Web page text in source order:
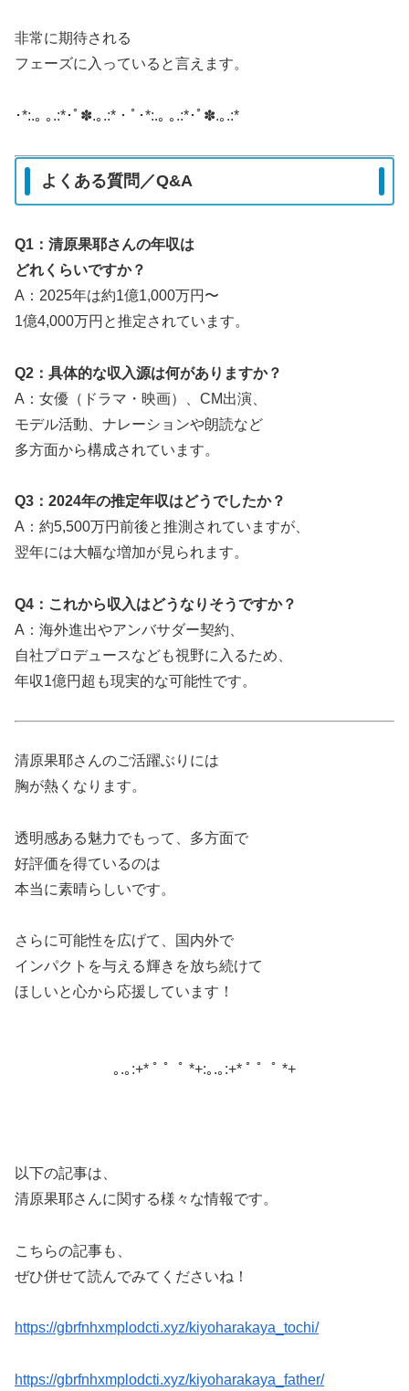
非常に期待される
フェーズに入っていると言えます。
･*:.｡ ｡.:*･ﾟ✽.｡.:*・ﾟ･*:.｡ ｡.:*･ﾟ✽.｡.:*
よくある質問／Q&A
Q1：清原果耶さんの年収は
どれくらいですか？
A：2025年は約1億1,000万円〜
1億4,000万円と推定されています。
Q2：具体的な収入源は何がありますか？
A：女優（ドラマ・映画）、CM出演、
モデル活動、ナレーションや朗読など
多方面から構成されています。
Q3：2024年の推定年収はどうでしたか？
A：約5,500万円前後と推測されていますが、
翌年には大幅な増加が見られます。
Q4：これから収入はどうなりそうですか？
A：海外進出やアンバサダー契約、
自社プロデュースなども視野に入るため、
年収1億円超も現実的な可能性です。
清原果耶さんのご活躍ぶりには
胸が熱くなります。
透明感ある魅力でもって、多方面で
好評価を得ているのは
本当に素晴らしいです。
さらに可能性を広げて、国内外で
インパクトを与える輝きを放ち続けて
ほしいと心から応援しています！
｡.｡:+* ﾟ ゜ﾟ *+:｡.｡:+* ﾟ ゜ﾟ *+
以下の記事は、
清原果耶さんに関する様々な情報です。
こちらの記事も、
ぜひ併せて読んでみてくださいね！
https://gbrfnhxmplodcti.xyz/kiyoharakaya_tochi/
https://gbrfnhxmplodcti.xyz/kiyoharakaya_father/